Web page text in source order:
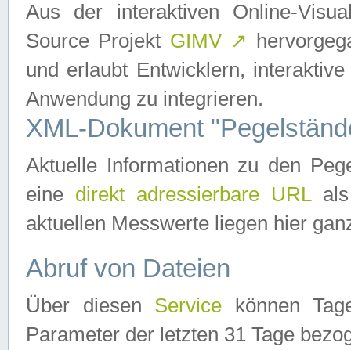
Aus der interaktiven Online-
Source Projekt GIMV ↗
und erlaubt Entwicklern,
Anwendung zu integrieren.
XML-Dokument
Aktuelle Informationen zu den
eine direkt adressierbare URLals
aktuellen Messwerte liegen hier
Abruf von Dateien
Über diesen Service können
Parameter der letzten 31 Tage